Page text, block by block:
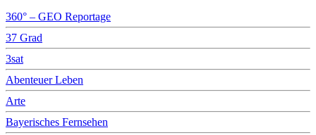
360° – GEO Reportage
37 Grad
3sat
Abenteuer Leben
Arte
Bayerisches Fernsehen